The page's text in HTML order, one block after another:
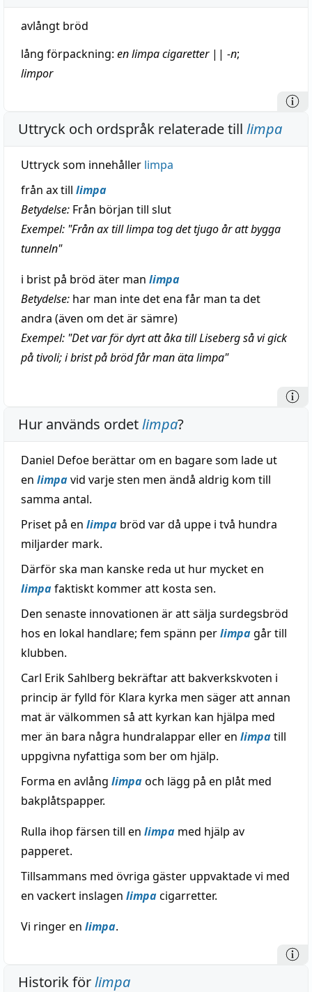
avlångt bröd
lång förpackning: en limpa cigaretter|| -n;
limpor
Uttryck och ordspråk relaterade till limpa
Uttryck som innehåller limpa
från ax till limpa
Betydelse: Från början till slut
Exempel: "Från ax till limpa tog det tjugo år att bygga
tunneln"
i brist på bröd äter man limpa
Betydelse: har man inte det ena får man ta det
andra (även om det är sämre)
Exempel: "Det var för dyrt att åka till Liseberg så vi gick
på tivoli; i brist på bröd får man äta limpa"
Hur används ordetlimpa?
Daniel Defoe berättar om en bagare som lade ut
en limpavid varje sten men ändå aldrig kom till
samma antal.
Priset på en limpa bröd var då uppe i två hundra
miljarder mark.
Därför ska man kanske reda ut hur mycket en
limpafaktiskt kommer att kosta sen.
Den senaste innovationen är att sälja surdegsbröd
hos en lokal handlare; fem spänn perlimpagår till
klubben.
Carl Erik Sahlberg bekräftar att bakverkskvoten i
princip är fylld för Klara kyrka men säger att annan
mat är välkommen så att kyrkan kan hjälpa med
mer än bara några hundralappar eller en limpatill
uppgivna nyfattiga som ber om hjälp.
Forma en avlång limpaoch lägg på en plåt med
bakplåtspapper.
Rulla ihop färsen till en limpa med hjälp av
papperet.
Tillsammans med övriga gäster uppvaktade vi med
en vackert inslagen limpacigarretter.
Vi ringer en limpa.
Historik förlimpa